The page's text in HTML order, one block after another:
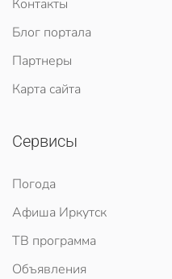
Контакты
Блог портала
Партнеры
Карта сайта
Сервисы
Погода
Афиша Иркутск
ТВ программа
Объявления